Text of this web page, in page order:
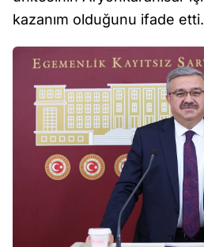
kazanım olduğunu ifade etti.